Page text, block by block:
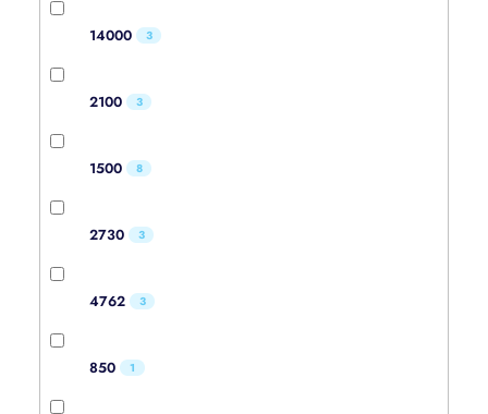
14000 3
2100 3
1500 8
2730 3
4762 3
850 1